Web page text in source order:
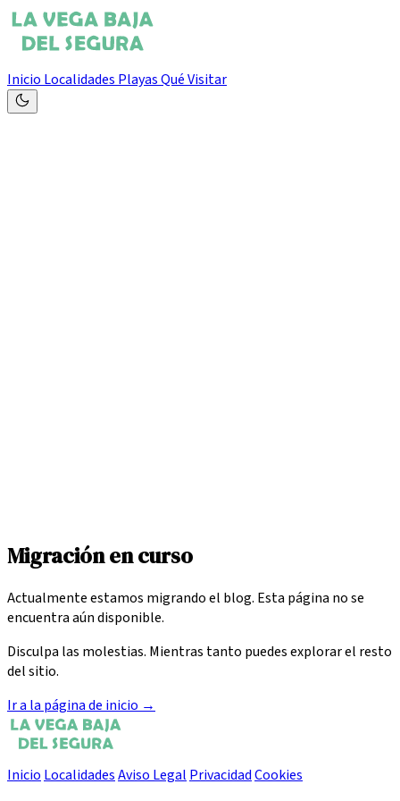
Inicio Localidades PlayasQué Visitar
Migración en curso
Actualmente estamos migrando el blog. Esta página no se
encuentra aún disponible.
Disculpa las molestias. Mientras tanto puedes explorar el resto
del sitio.
Ir a la página de inicio →
Inicio LocalidadesAviso Legal PrivacidadCookies